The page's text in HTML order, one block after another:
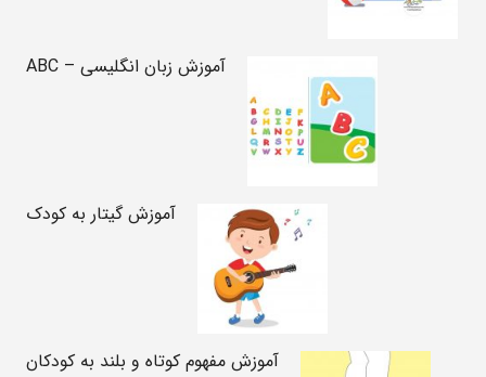
آموزش زبان انگلیسی – ABC
آموزش گیتار به کودک
آموزش مفهوم کوتاه و بلند به کودکان